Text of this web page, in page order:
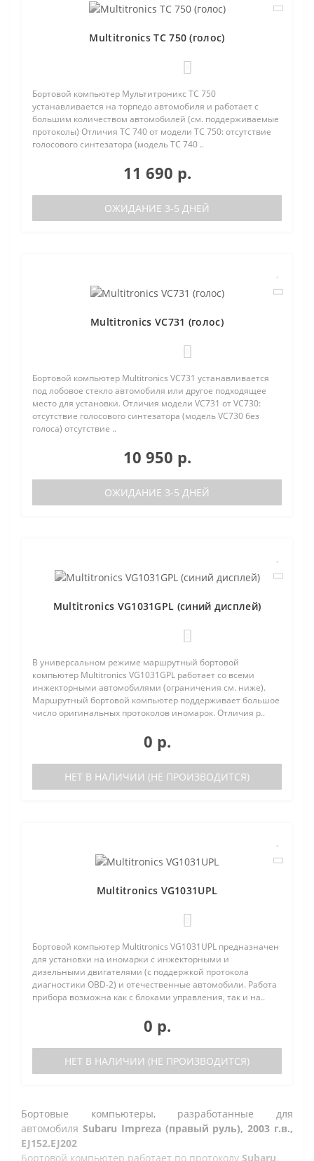
Multitronics TC 750 (голос)
Бортовой компьютер Мультитроникс TC 750
устанавливается на торпедо автомобиля и работает с
большим количеством автомобилей (см. поддерживаемые
протоколы) Отличия TC 740 от модели TC 750: отсутствие
голосового синтезатора (модель TC 740 ..
11 690 р.
ОЖИДАНИЕ 3-5 ДНЕЙ
Multitronics VC731 (голос)
Бортовой компьютер Multitronics VC731 устанавливается
под лобовое стекло автомобиля или другое подходящее
место для установки. Отличия модели VC731 от VC730:
отсутствие голосового синтезатора (модель VC730 без
голоса) отсутствие ..
10 950 р.
ОЖИДАНИЕ 3-5 ДНЕЙ
Multitronics VG1031GPL (синий дисплей)
В универсальном режиме маршрутный бортовой
компьютер Multitronics VG1031GPL работает со всеми
инжекторными автомобилями (ограничения см. ниже).
Маршрутный бортовой компьютер поддерживает большое
число оригинальных протоколов иномарок. Отличия р..
0 р.
НЕТ В НАЛИЧИИ (НЕ ПРОИЗВОДИТСЯ)
Multitronics VG1031UPL
Бортовой компьютер Multitronics VG1031UPL предназначен
для установки на иномарки с инжекторными и
дизельными двигателями (с поддержкой протокола
диагностики OBD-2) и отечественные автомобили. Работа
прибора возможна как с блоками управления, так и на..
0 р.
НЕТ В НАЛИЧИИ (НЕ ПРОИЗВОДИТСЯ)
Бортовые компьютеры, разработанные для
автомобиля Subaru Impreza (правый руль), 2003 г.в.,
EJ152.EJ202
Бортовой компьютер работает по протоколу Subaru.